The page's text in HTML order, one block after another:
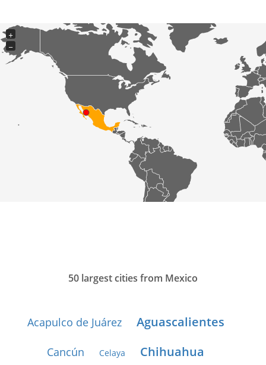
+
−
50 largest cities from Mexico
Acapulco de Juárez Aguascalientes
Cancún Celaya Chihuahua